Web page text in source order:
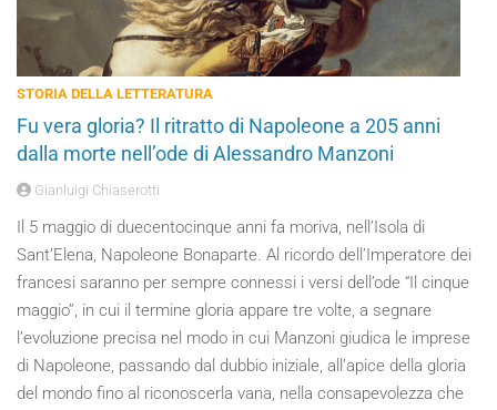
STORIA DELLA LETTERATURA
Fu vera gloria? Il ritratto di Napoleone a 205 anni
dalla morte nell’ode di Alessandro Manzoni
Gianluigi Chiaserotti
Il 5 maggio di duecentocinque anni fa moriva, nell’Isola di
Sant’Elena, Napoleone Bonaparte. Al ricordo dell’Imperatore dei
francesi saranno per sempre connessi i versi dell’ode “Il cinque
maggio”, in cui il termine gloria appare tre volte, a segnare
l’evoluzione precisa nel modo in cui Manzoni giudica le imprese
di Napoleone, passando dal dubbio iniziale, all’apice della gloria
del mondo fino al riconoscerla vana, nella consapevolezza che